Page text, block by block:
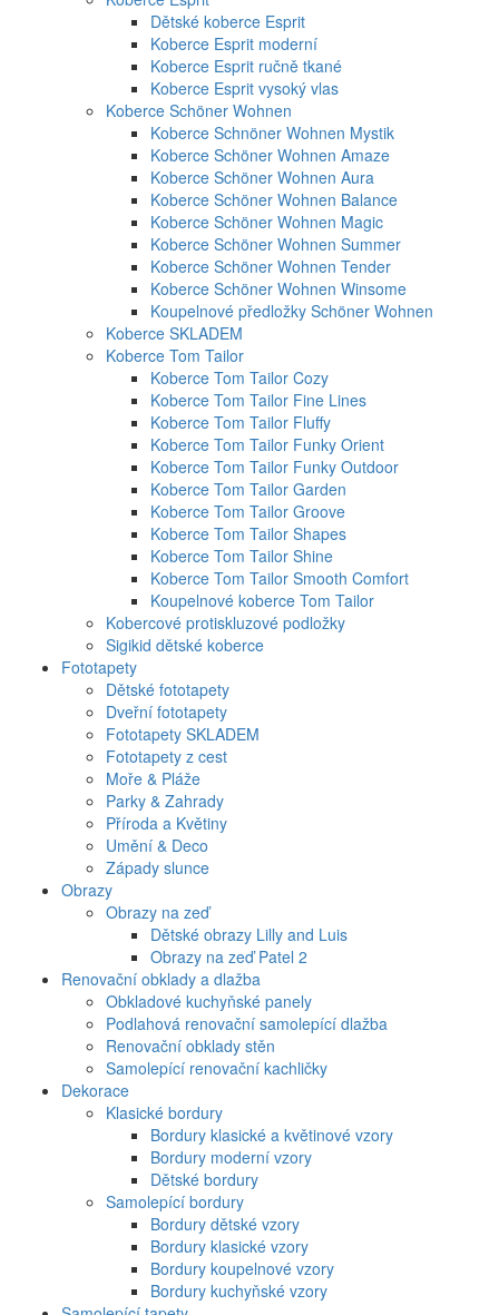
Dětské koberce Esprit
Koberce Esprit moderní
Koberce Esprit ručně tkané
Koberce Esprit vysoký vlas
Koberce Schöner Wohnen
Koberce Schnöner Wohnen Mystik
Koberce Schöner Wohnen Amaze
Koberce Schöner Wohnen Aura
Koberce Schöner Wohnen Balance
Koberce Schöner Wohnen Magic
Koberce Schöner Wohnen Summer
Koberce Schöner Wohnen Tender
Koberce Schöner Wohnen Winsome
Koupelnové předložky Schöner Wohnen
Koberce SKLADEM
Koberce Tom Tailor
Koberce Tom Tailor Cozy
Koberce Tom Tailor Fine Lines
Koberce Tom Tailor Fluffy
Koberce Tom Tailor Funky Orient
Koberce Tom Tailor Funky Outdoor
Koberce Tom Tailor Garden
Koberce Tom Tailor Groove
Koberce Tom Tailor Shapes
Koberce Tom Tailor Shine
Koberce Tom Tailor Smooth Comfort
Koupelnové koberce Tom Tailor
Kobercové protiskluzové podložky
Sigikid dětské koberce
Fototapety
Dětské fototapety
Dveřní fototapety
Fototapety SKLADEM
Fototapety z cest
Moře & Pláže
Parky & Zahrady
Příroda a Květiny
Umění & Deco
Západy slunce
Obrazy
Obrazy na zeď
Dětské obrazy Lilly and Luis
Obrazy na zeď Patel 2
Renovační obklady a dlažba
Obkladové kuchyňské panely
Podlahová renovační samolepící dlažba
Renovační obklady stěn
Samolepící renovační kachličky
Dekorace
Klasické bordury
Bordury klasické a květinové vzory
Bordury moderní vzory
Dětské bordury
Samolepící bordury
Bordury dětské vzory
Bordury klasické vzory
Bordury koupelnové vzory
Bordury kuchyňské vzory